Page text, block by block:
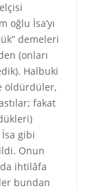
oğlu İsa’yı
demeleri
(onları
Halbuki
öldürdüler,
fakat
gibi
Onun
ihtilâfa
bundan